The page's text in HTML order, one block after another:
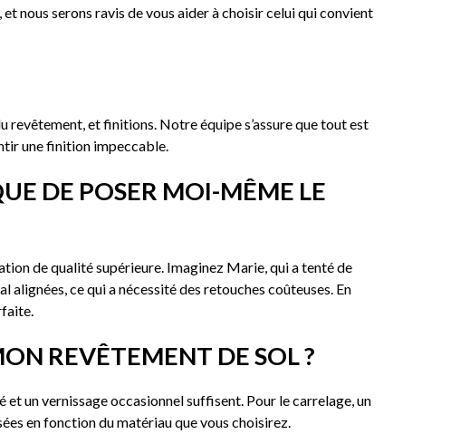
nous serons ravis de vous aider à choisir celui qui convient
revêtement, et finitions. Notre équipe s’assure que tout est
une finition impeccable.
DE POSER MOI-MÊME LE
de qualité supérieure. Imaginez Marie, qui a tenté de
ce qui a nécessité des retouches coûteuses. En
REVÊTEMENT DE SOL ?
un vernissage occasionnel suffisent. Pour le carrelage, un
en fonction du matériau que vous choisirez.